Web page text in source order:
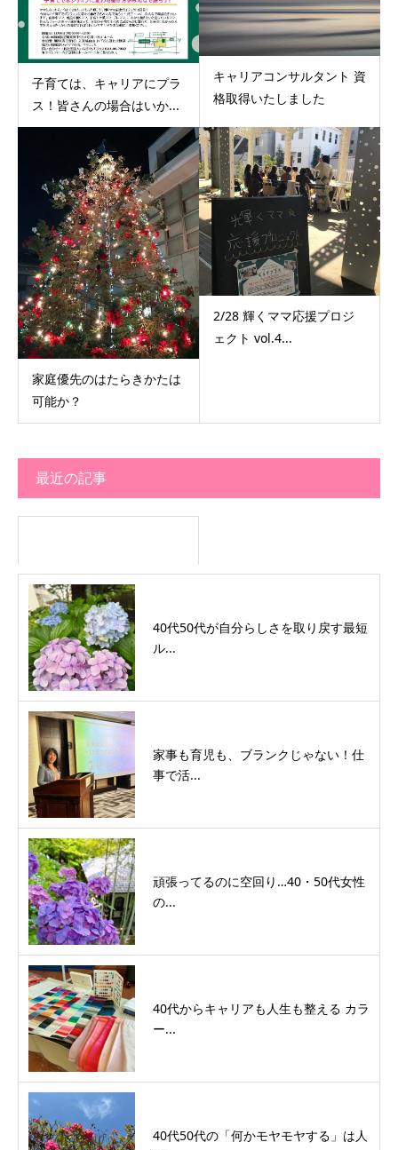
子育ては、キャリアにプラ
ス！皆さんの場合はいか...
キャリアコンサルタント 資
格取得いたしました
家庭優先のはたらきかたは
可能か？
2/28 輝くママ応援プロジ
ェクト vol.4...
最近の記事
40代50代が自分らしさを取り戻す最短
ル...
家事も育児も、ブランクじゃない！仕
事で活...
頑張ってるのに空回り…40・50代女性
の...
40代からキャリアも人生も整える カラ
ー...
40代50代の「何かモヤモヤする」は人